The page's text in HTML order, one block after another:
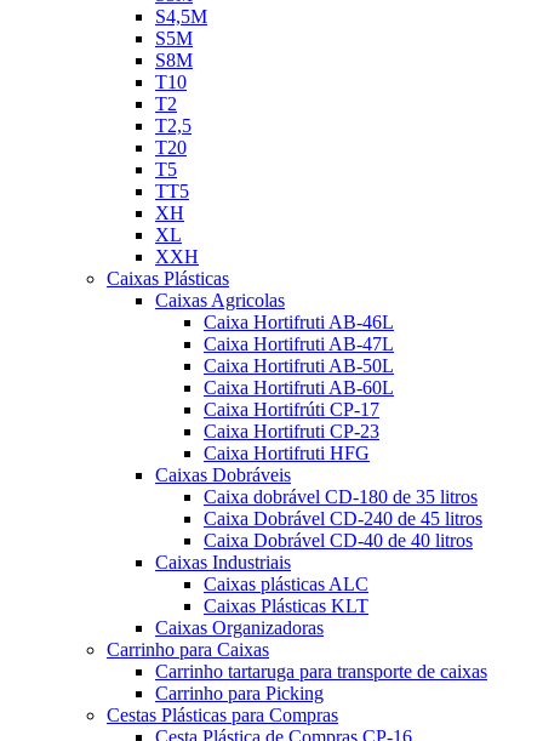
S4,5M
S5M
S8M
T10
T2
T2,5
T20
T5
TT5
XH
XL
XXH
Caixas Plásticas
Caixas Agricolas
Caixa Hortifruti AB-46L
Caixa Hortifruti AB-47L
Caixa Hortifruti AB-50L
Caixa Hortifruti AB-60L
Caixa Hortifrúti CP-17
Caixa Hortifruti CP-23
Caixa Hortifruti HFG
Caixas Dobráveis
Caixa dobrável CD-180 de 35 litros
Caixa Dobrável CD-240 de 45 litros
Caixa Dobrável CD-40 de 40 litros
Caixas Industriais
Caixas plásticas ALC
Caixas Plásticas KLT
Caixas Organizadoras
Carrinho para Caixas
Carrinho tartaruga para transporte de caixas
Carrinho para Picking
Cestas Plásticas para Compras
Cesta Plástica de Compras CP-16